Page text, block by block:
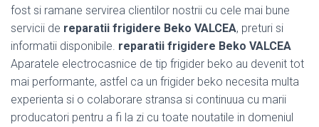
fost si ramane servirea clientilor nostrii cu cele mai bune
servicii de reparatii frigidere Beko VALCEA, preturi si
informatii disponibile. reparatii frigidere Beko VALCEA
Aparatele electrocasnice de tip frigider beko au devenit tot
mai performante, astfel ca un frigider beko necesita multa
experienta si o colaborare stransa si continuua cu marii
producatori pentru a fi la zi cu toate noutatile in domeniul